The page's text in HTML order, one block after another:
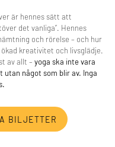
är hennes sätt att
det vanliga”. Hennes
och rörelse – och hur
kreativitet och livsglädje.
av allt – yoga ska inte vara
utan något som blir av. Inga
BILJETTER